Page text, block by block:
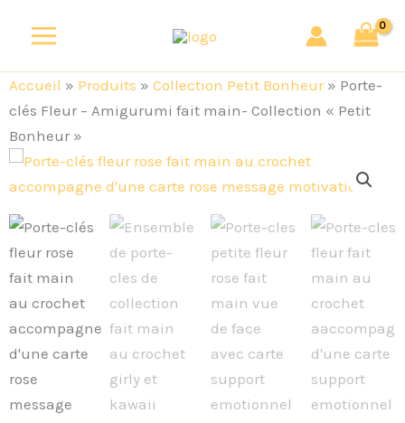
Accueil » Produits » Collection Petit Bonheur» Porte-
clés Fleur – Amigurumi fait main- Collection « Petit
Bonheur »
quantité
Porte-
Fleur
-
fait
main-
"Petit
Bonheur"